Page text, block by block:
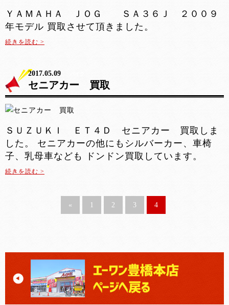
ＹＡＭＡＨＡ ＪＯＧ ＳＡ３６Ｊ ２００９
年モデル 買取させて頂きました。
続きを読む >
2017.05.09
セニアカー 買取
ＳＵＺＵＫＩ ＥＴ４Ｄ セニアカー 買取しま
した。 セニアカーの他にもシルバーカー、車椅
子、乳母車なども ドンドン買取しています。
続きを読む >
« 1 2 3 4